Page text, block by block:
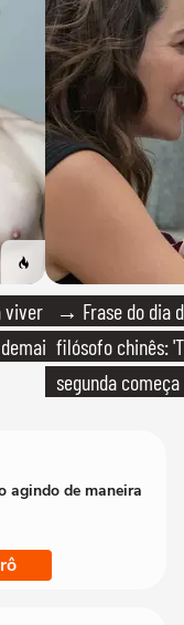
viver
→ Frase do dia
filósofo chinês:
segunda
agindo de maneira